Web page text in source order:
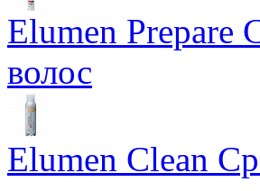
Elumen Prepare
волос
Elumen Clean